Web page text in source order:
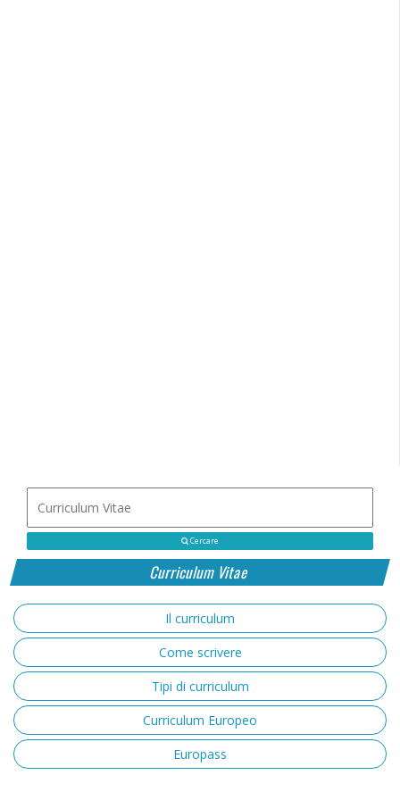
Cercare
Curriculum Vitae
Il curriculum
Come scrivere
Tipi di curriculum
Curriculum Europeo
Europass